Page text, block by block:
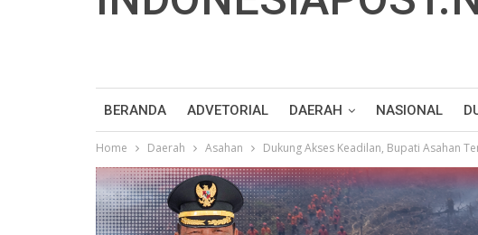
BERANDA ADVETORIAL DAERAH NASIONAL
Home Daerah Asahan Dukung Akses Keadilan, Bupati Asahan